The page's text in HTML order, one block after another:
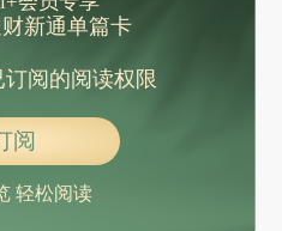
新通单篇卡
阅的阅读权限
阅
轻松阅读